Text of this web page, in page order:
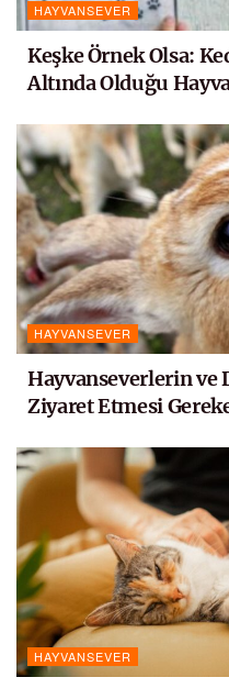
HAYVANSEVER
Keşke Örnek Olsa:
Altında Olduğu
HAYVANSEVER
Hayvanseverlerin ve
Ziyaret Etmesi
HAYVANSEVER